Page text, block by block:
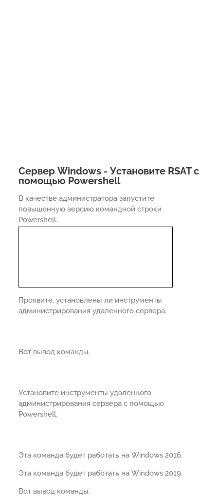
Сервер Windows - Установите RSAT с
помощью Powershell
В качестве администратора запустите
повышенную версию командной строки
Powershell.
Проявите, установлены ли инструменты
администрирования удаленного сервера.
Вот вывод команды.
Установите инструменты удаленного
администрирования сервера с помощью
Powershell.
Эта команда будет работать на Windows 2016.
Эта команда будет работать на Windows 2019.
Вот вывод команды.